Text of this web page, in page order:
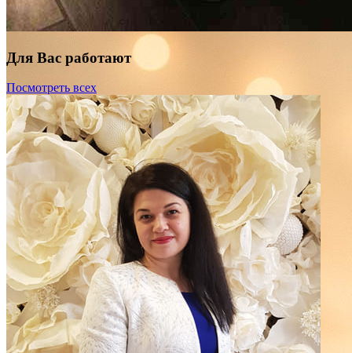
Для Вас работают
Посмотреть всех